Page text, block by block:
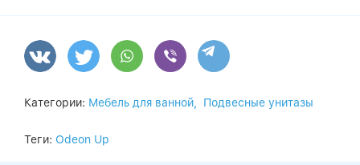
Категории: Мебель для ванной, Подвесные унитазы
Теги: Odeon Up